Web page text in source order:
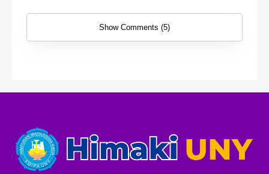
Show Comments (5)